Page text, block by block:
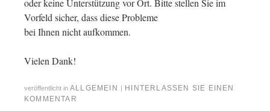
oder keine Unterstützung vor Ort. Bitte stellen Sie im
Vorfeld sicher, dass diese Probleme
bei Ihnen nicht aufkommen.
Vielen Dank!
veröffentlicht in ALLGEMEIN
HINTERLASSEN SIE EINEN
KOMMENTAR